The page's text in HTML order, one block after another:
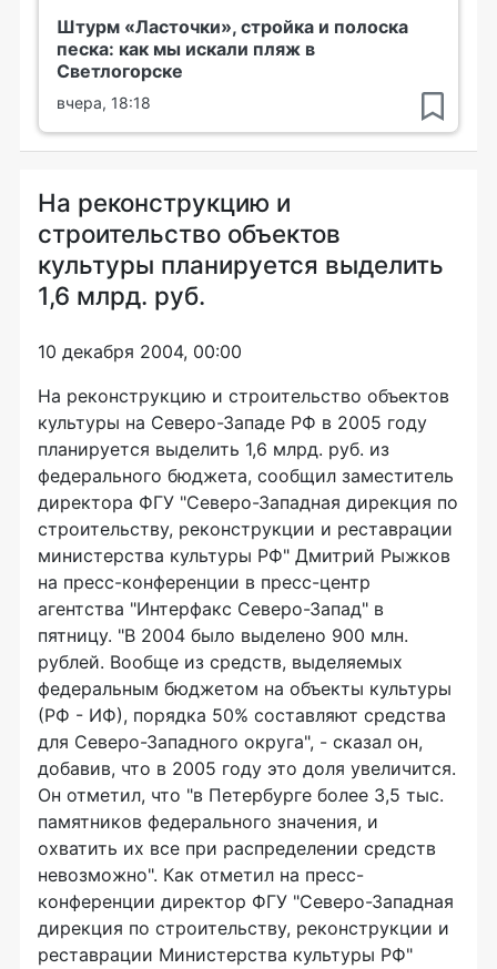
Штурм «Ласточки», стройка и полоска
песка: как мы искали пляж в
Светлогорске
вчера, 18:18
Hа реконструкцию и
строительство объектов
культуры планируется выделить
1,6 млрд. руб.
10 декабря 2004, 00:00
Hа реконструкцию и строительство объектов
культуры на Северо-Западе РФ в 2005 году
планируется выделить 1,6 млрд. руб. из
федерального бюджета, сообщил заместитель
директора ФГУ "Северо-Западная дирекция по
строительству, реконструкции и реставрации
министерства культуры РФ" Дмитрий Рыжков
на пресс-конференции в пресс-центр
агентства "Интерфакс Северо-Запад" в
пятницу. "В 2004 было выделено 900 млн.
рублей. Вообще из средств, выделяемых
федеральным бюджетом на объекты культуры
(РФ - ИФ), порядка 50% составляют средства
для Северо-Западного округа", - сказал он,
добавив, что в 2005 году это доля увеличится.
Он отметил, что "в Петербурге более 3,5 тыс.
памятников федерального значения, и
охватить их все при распределении средств
невозможно". Как отметил на пресс-
конференции директор ФГУ "Северо-Западная
дирекция по строительству, реконструкции и
реставрации Министерства культуры РФ"